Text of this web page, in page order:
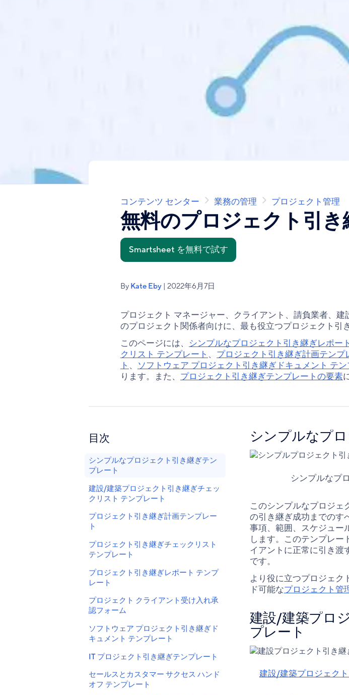
パ
ン
く
ず
コンテンツ センター 業務の管理 プロジェクト管理
無料のプロジェクト引
Smartsheet を無料で試す
By Kate Eby| 2022年6月7日
プロジェクト マネージャー、クライアント、請負業者、
のプロジェクト関係者向けに、最も役立つプロジェクト引
このページには、 シンプルなプロジェクト引き継ぎレポー
クリスト テンプレート 、 プロジェクト引き継ぎ計画テンプ
ト 、 ソフトウェア プロジェクト引き継ぎドキュメント テン
ります。また、 プロジェクト引き継ぎテンプレートの要素
目次
シンプルなプロジェクト引き継ぎテン
プレート
建設/建築プロジェクト引き継ぎチェッ
クリスト テンプレート
プロジェクト引き継ぎ計画テンプレー
ト
プロジェクト引き継ぎチェックリスト
テンプレート
プロジェクト引き継ぎレポート テンプ
レート
プロジェクト クライアント受け入れ承
認フォーム
ソフトウェア プロジェクト引き継ぎド
キュメント テンプレート
IT プロジェクト引き継ぎテンプレート
セールスとカスタマー サクセス ハンド
オフ テンプレート
シンプルなプ
シンプルなプ
このシンプルなプロジェ
の引き継ぎ成功までのす
事項、範囲、スケジュー
します。このテンプレー
イアントに正常に引き渡
です。
より役に立つプロジェク
ド可能なプロジェクト管
建設/建築プロ
プレート
建設/建築プロジェク